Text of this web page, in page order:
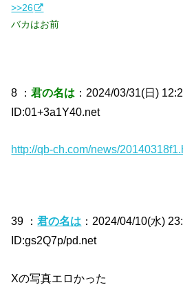
>>26
バカはお前
8 ：君の名は ：2024/03/31(日)
ID:01+3a1Y40.net
http://qb-ch.com/news/
39 ：君の名は ：2024/04/10(水)
ID:gs2Q7p/pd.net
Xの写真エロかった